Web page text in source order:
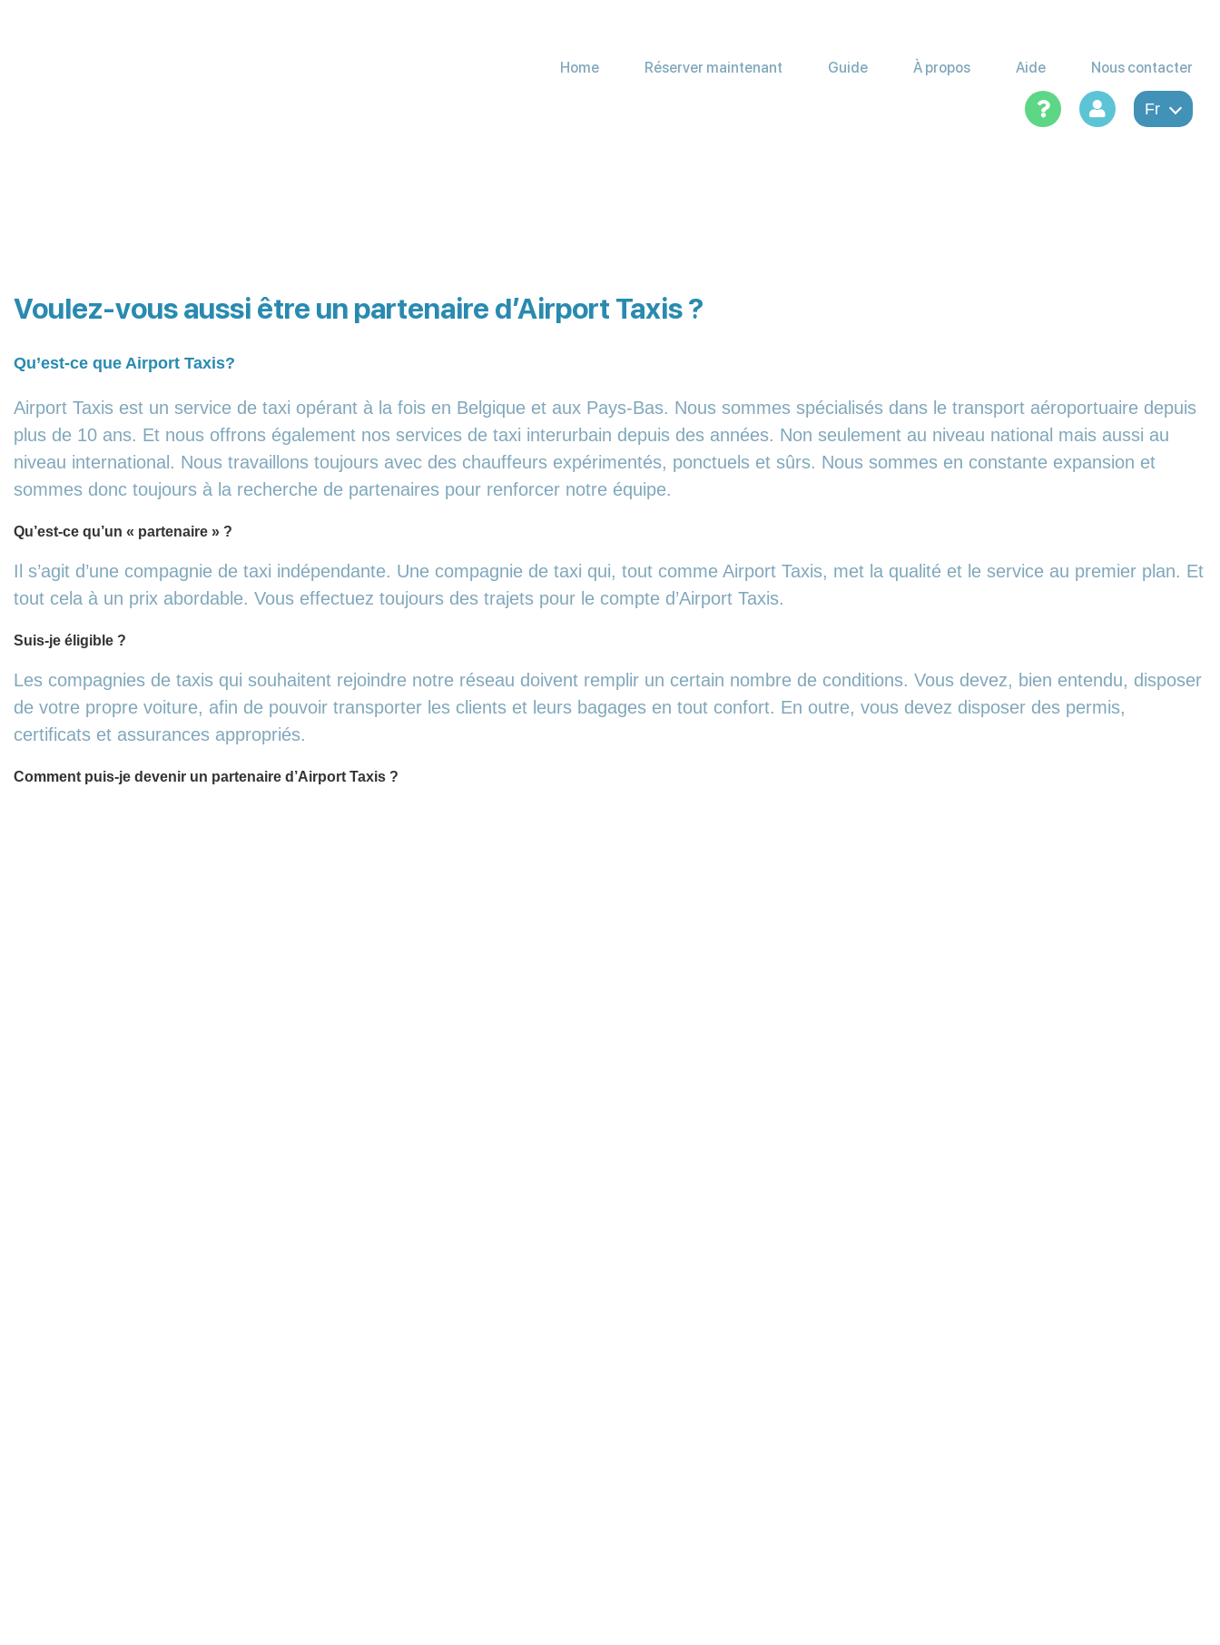
Home Réserver maintenant Guide À propos Aide Nous contacter
Fr
Voulez-vous aussi être un partenaire d’Airport Taxis ?
Qu’est-ce que Airport Taxis?
Airport Taxis est un service de taxi opérant à la fois en Belgique et aux Pays-Bas. Nous sommes spécialisés dans le transport aéroportuaire depuis
plus de 10 ans. Et nous offrons également nos services de taxi interurbain depuis des années. Non seulement au niveau national mais aussi au
niveau international. Nous travaillons toujours avec des chauffeurs expérimentés, ponctuels et sûrs. Nous sommes en constante expansion et
sommes donc toujours à la recherche de partenaires pour renforcer notre équipe.
Qu’est-ce qu’un « partenaire » ?
Il s’agit d’une compagnie de taxi indépendante. Une compagnie de taxi qui, tout comme Airport Taxis, met la qualité et le service au premier plan. Et
tout cela à un prix abordable. Vous effectuez toujours des trajets pour le compte d’Airport Taxis.
Suis-je éligible ?
Les compagnies de taxis qui souhaitent rejoindre notre réseau doivent remplir un certain nombre de conditions. Vous devez, bien entendu, disposer
de votre propre voiture, afin de pouvoir transporter les clients et leurs bagages en tout confort. En outre, vous devez disposer des permis,
certificats et assurances appropriés.
Comment puis-je devenir un partenaire d’Airport Taxis ?